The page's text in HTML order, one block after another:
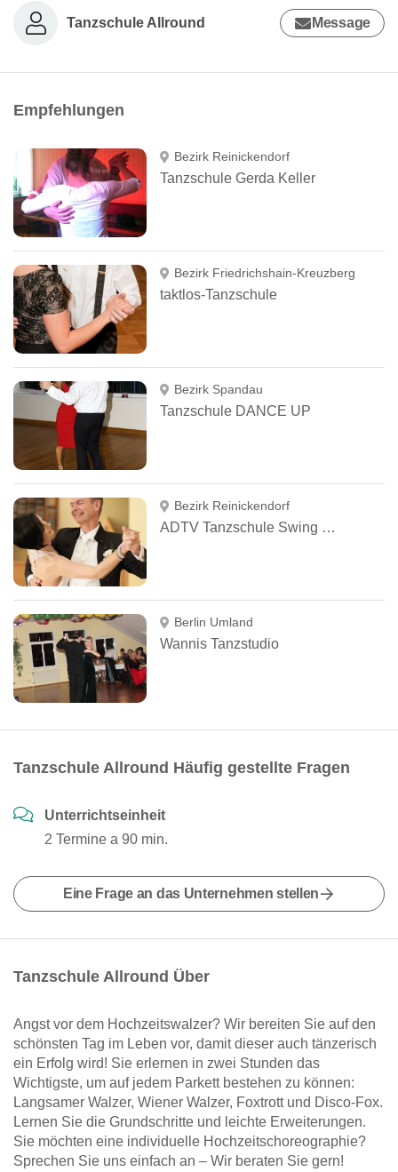
Tanzschule Allround Message
Empfehlungen
Bezirk Reinickendorf
Tanzschule Gerda Keller
Bezirk Friedrichshain-Kreuzberg
taktlos-Tanzschule
Bezirk Spandau
Tanzschule DANCE UP
Bezirk Reinickendorf
ADTV Tanzschule Swing & Fun
Berlin Umland
Wannis Tanzstudio
Tanzschule Allround Häufig gestellte Fragen
Unterrichtseinheit
2 Termine a 90 min.
Eine Frage an das Unternehmen stellen
Tanzschule Allround Über
Angst vor dem Hochzeitswalzer? Wir bereiten Sie auf den
schönsten Tag im Leben vor, damit dieser auch tänzerisch
ein Erfolg wird! Sie erlernen in zwei Stunden das
Wichtigste, um auf jedem Parkett bestehen zu können:
Langsamer Walzer, Wiener Walzer, Foxtrott und Disco-Fox.
Lernen Sie die Grundschritte und leichte Erweiterungen.
Sie möchten eine individuelle Hochzeitschoreographie?
Sprechen Sie uns einfach an – Wir beraten Sie gern!